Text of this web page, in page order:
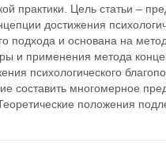
практики. Цель статьи –
достижения
подхода и основана на
и применения метода
психологического
составить многомерное
положения